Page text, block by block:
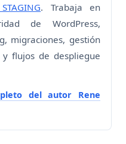
. Trabaja en
de WordPress,
migraciones, gestión
flujos de despliegue
del autor Rene